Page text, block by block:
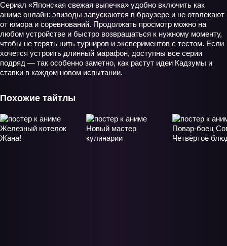
Сериал «Японская свежая выпечка» удобно включить как
аниме онлайн: эпизоды запускаются в браузере и не отвлекают
от юмора и соревнований. Продолжать просмотр можно на
любом устройстве и быстро возвращаться к нужному моменту,
чтобы не терять нить турниров и экспериментов с тестом. Если
хочется устроить длинный марафон, доступны все серии
подряд — так особенно заметно, как растут идеи Кадзумы и
ставки в каждом новом испытании.
Похожие тайтлы